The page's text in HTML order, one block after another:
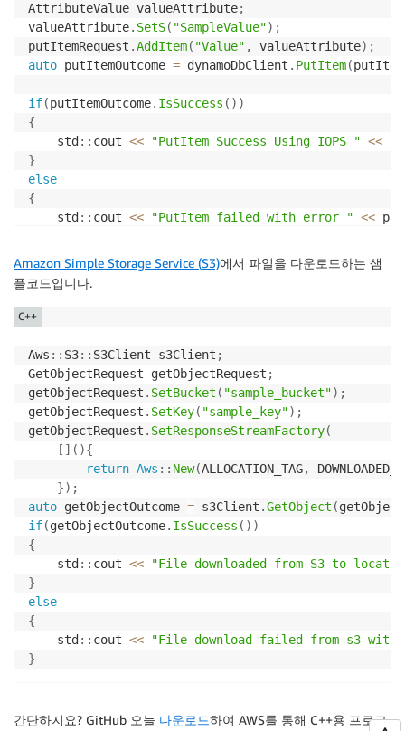
AttributeValue valueAttribute;
valueAttribute. SetS( "SampleValue") ;
putItemRequest .AddItem( "Value" , valueAttribute) ;
auto putItemOutcome = dynamoDbClient . PutItem(
if(putItemOutcome. IsSuccess ( ) )
{
    std
:: cout << "PutItem Success Using IOPS " <<
}
else
{
    std
:: cout << "PutItem failed with error " <<
Amazon Simple Storage Service (S3)에서 파일을 다운로드하는 샘
플코드입니다.
Aws :: S3:: S3Client s3Client ;
GetObjectRequest getObjectRequest ;
getObjectRequest . SetBucket ( "sample_bucket") ;
getObjectRequest . SetKey( "sample_key") ;
getObjectRequest . SetResponseStreamFactory(
[ ] ( ){
return Aws :: New(ALLOCATION_TAG,
}) ;
auto getObjectOutcome = s3Client .GetObject (
if(getObjectOutcome. IsSuccess ( ) )
{
    std
:: cout <<
"File downloaded from S3 to
}
else
{
    std
:: cout <<
"File download failed from s3
}
C++
간단하지요? GitHub 오늘 다운로드하여 AWS를 통해 C++용 프로그